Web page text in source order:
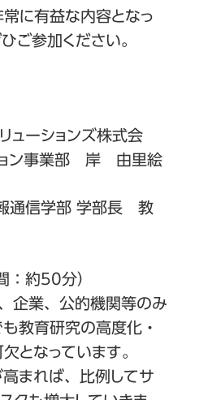
に有益な内容となっ
ご参加ください。
ューションズ株式会
ン事業部 岸 由里絵
通信学部 学部長 教
：約50分）
企業、公的機関等のみ
教育研究の高度化・
となっています。
まれば、比例してサ